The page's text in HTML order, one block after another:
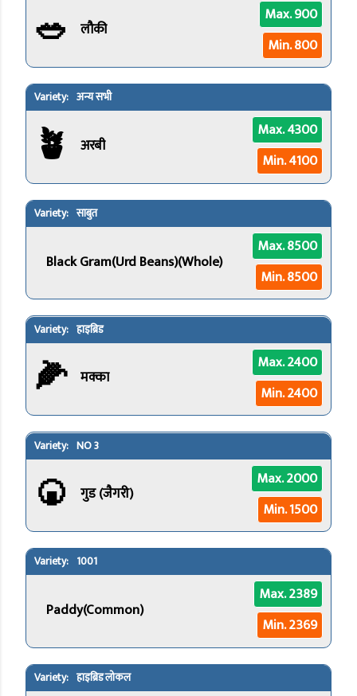
🥗 लौकी
Max. 900
Min. 800
अन्य सभी
🪴 अरबी
Max. 4300
Min. 4100
साबुत
Black Gram(Urd Beans)(Whole)
Max. 8500
Min. 8500
हाइब्रिड
🌽 मक्का
Max. 2400
Min. 2400
NO 3
🍘 गुड (जैगरी)
Max. 2000
Min. 1500
1001
Paddy(Common)
Max. 2389
Min. 2369
हाइब्रिड लोकल